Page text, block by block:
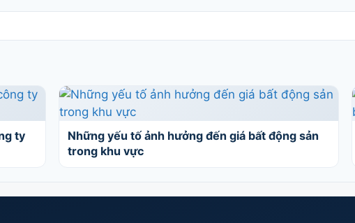
ty
Những yếu tố ảnh hưởng đến giá bất động sản
trong khu vực